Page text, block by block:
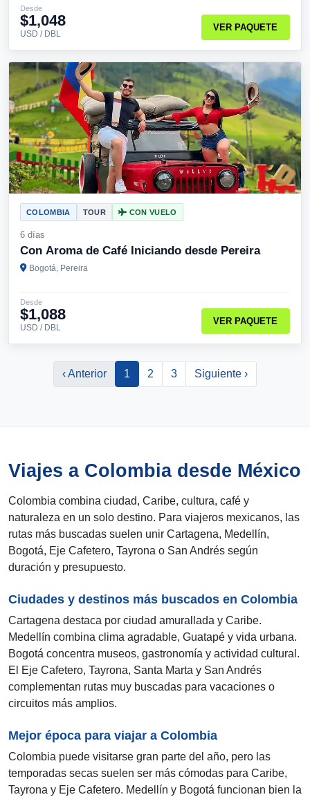
Desde
$1,048
USD / DBL
VER PAQUETE
COLOMBIA TOUR CON VUELO
6 días
Con Aroma de Café Iniciando desde Pereira
Bogotá, Pereira
Desde
$1,088
USD / DBL
VER PAQUETE
‹ Anterior 1 2 3 Siguiente ›
Viajes a Colombia desde México
Colombia combina ciudad, Caribe, cultura, café y
naturaleza en un solo destino. Para viajeros mexicanos, las
rutas más buscadas suelen unir Cartagena, Medellín,
Bogotá, Eje Cafetero, Tayrona o San Andrés según
duración y presupuesto.
Ciudades y destinos más buscados en Colombia
Cartagena destaca por ciudad amurallada y Caribe.
Medellín combina clima agradable, Guatapé y vida urbana.
Bogotá concentra museos, gastronomía y actividad cultural.
El Eje Cafetero, Tayrona, Santa Marta y San Andrés
complementan rutas muy buscadas para vacaciones o
circuitos más amplios.
Mejor época para viajar a Colombia
Colombia puede visitarse gran parte del año, pero las
temporadas secas suelen ser más cómodas para Caribe,
Tayrona y Eje Cafetero. Medellín y Bogotá funcionan bien la